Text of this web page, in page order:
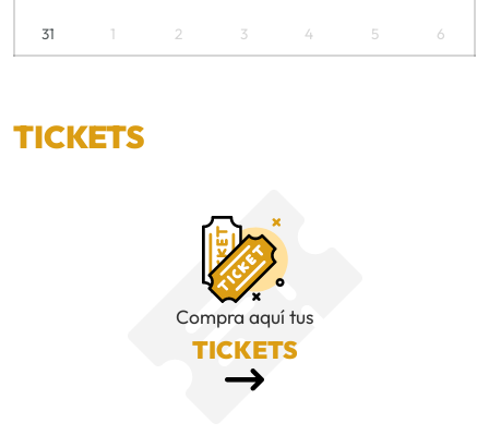
31 1 2 3 4 5 6
TICKETS
Compra aquí tus
TICKETS